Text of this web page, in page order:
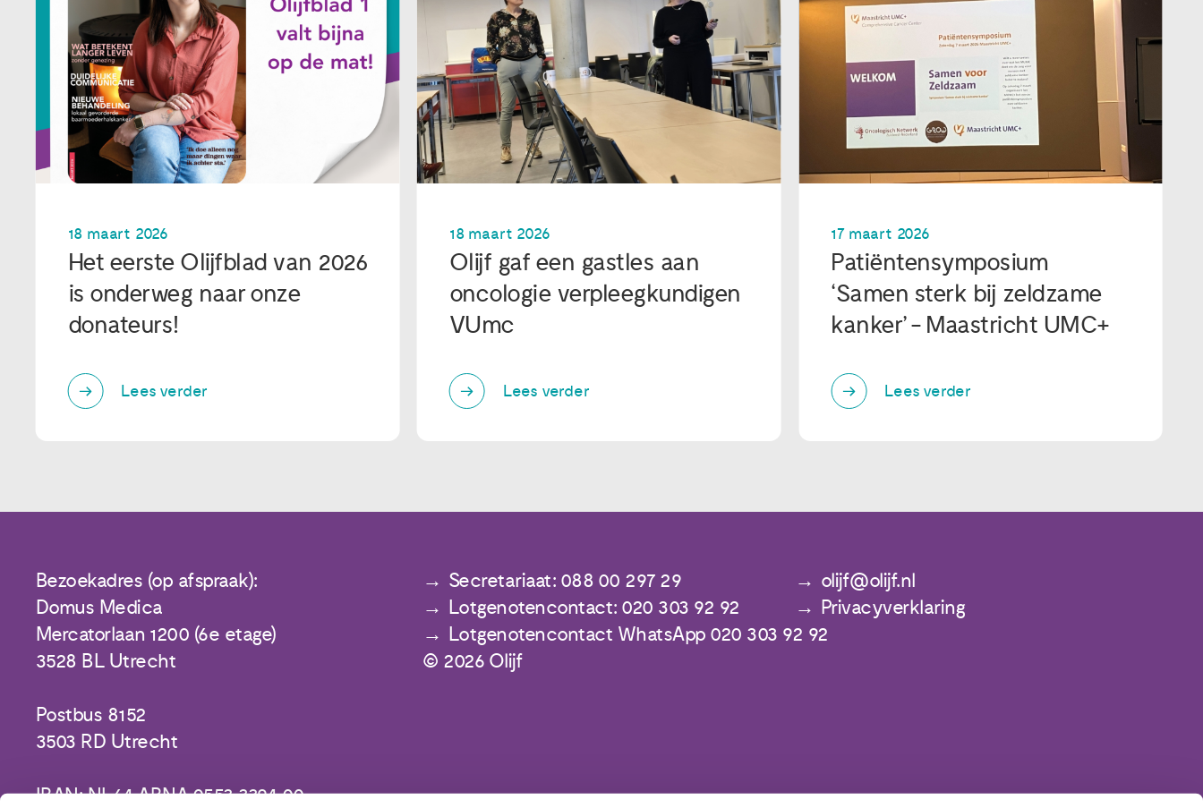
18 maart 2026
Het eerste Olijfblad van 2026
is onderweg naar onze
donateurs!
Lees verder
18 maart 2026
Olijf gaf een gastles aan
oncologie verpleegkundigen
VUmc
Lees verder
17 maart 2026
Patiëntensymposium
‘Samen sterk bij zeldzame
kanker’ - Maastricht UMC+
Lees verder
Bezoekadres (op afspraak):
Domus Medica
Mercatorlaan 1200 (6e etage)
3528 BL Utrecht
Postbus 8152
3503 RD Utrecht
IBAN: NL64 ABNA 0553 3394 00
Secretariaat: 088 00 297 29
olijf@olijf.nl
Lotgenotencontact: 020 303 92 92
Privacyverklaring
Lotgenotencontact WhatsApp 020 303 92 92
© 2026 Olijf